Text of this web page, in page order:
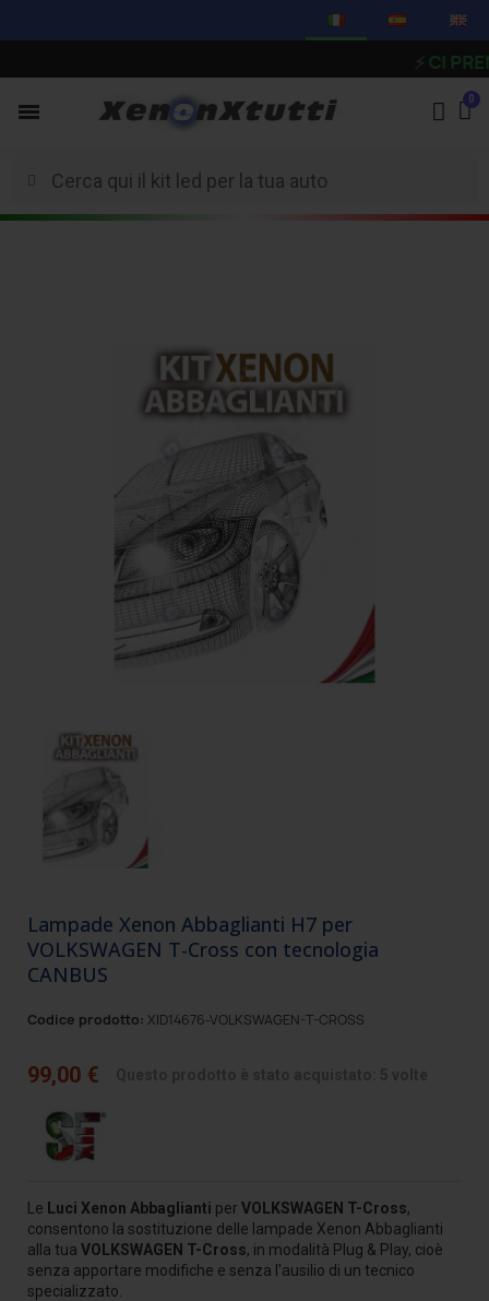
CI
Lampade Xenon Abbaglianti H7 per
VOLKSWAGEN T-Cross con tecnologia
CANBUS
Codice prodotto: XID14676-VOLKSWAGEN-T-CROSS
99,00 €
Le Luci Xenon Abbaglianti per VOLKSWAGEN T-Cross,
consentono la sostituzione delle lampade Xenon Abbaglianti
alla tua VOLKSWAGEN T-Cross, in modalità Plug & Play, cioè
senza apportare modifiche e senza l'ausilio di un tecnico
specializzato.